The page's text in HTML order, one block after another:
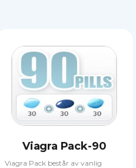
Viagra Pack-90
Viagra Pack består av vanlig